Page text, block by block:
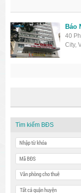
Báo
40
City,
Tìm kiếm BĐS
Văn phòng cho thuê
Tất cả quận huyện